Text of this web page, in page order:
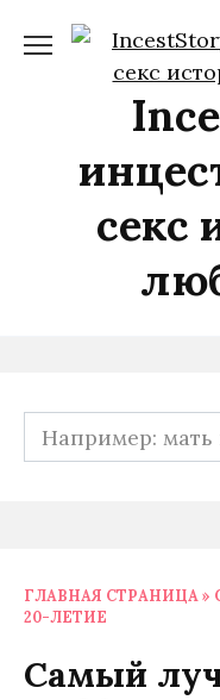
содержанию
секс
Search
for:
ГЛАВНАЯ СТРАНИЦА »
20-ЛЕТИЕ
Самый